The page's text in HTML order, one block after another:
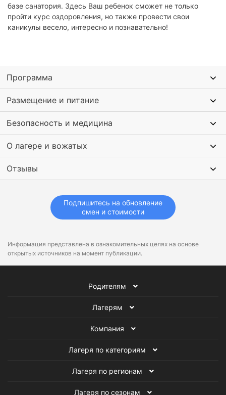
базе санатория. Здесь Ваш ребенок сможет не только
пройти курс оздоровления, но также провести свои
каникулы весело, интересно и познавательно!
Программа
Размещение и питание
Безопасность и медицина
О лагере и вожатых
Отзывы
Подпишитесь на обновление
смен и стоимости
Информация представлена в ознакомительных целях на основе
открытых источников на момент публикации.
Родителям
Лагерям
Компания
Лагеря по категориям
Лагеря по регионам
Лагеря по сезонам